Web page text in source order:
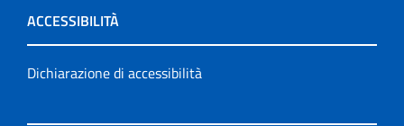
ACCESSIBILITÀ
Dichiarazione di accessibilità